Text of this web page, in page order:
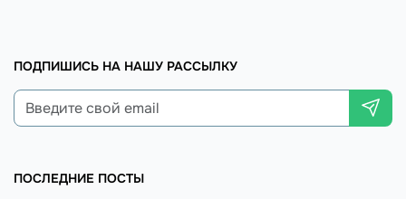
ПОДПИШИСЬ НА НАШУ РАССЫЛКУ
ПОСЛЕДНИЕ ПОСТЫ